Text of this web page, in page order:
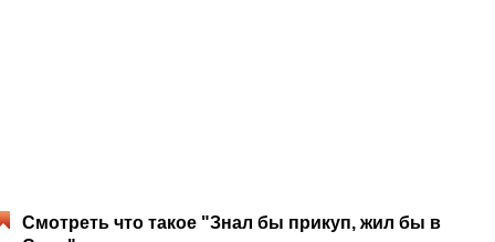
Смотреть что такое "Знал бы прикуп, жил бы в